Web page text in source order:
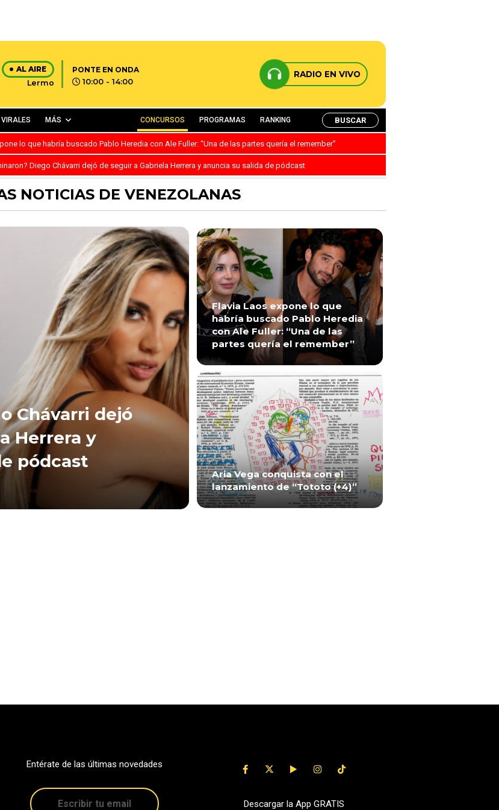
AL AIRE
Lermo
PONTE EN ONDA
10:00 - 14:00
RADIO EN VIVO
VIRALES MÁS CONCURSOS PROGRAMAS RANKING BUSCAR
lo que habría buscado Pablo Heredia con Ale Fuller: “Una de las partes quería el remember”
Diego Chávarri dejó de seguir a Gabriela Herrera y anuncia su salida de pódcast
NOTICIAS DE VENEZOLANAS
Chávarri dejó
Herrera y
pódcast
Flavia Laos expone lo que
habría buscado Pablo Heredia
con Ale Fuller: “Una de las
partes quería el remember”
Aria Vega conquista con el
lanzamiento de “Tototo (+4)”
Entérate de las últimas novedades
Descargar la App GRATIS